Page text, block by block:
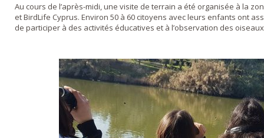
Au cours de l’après-midi, une visite de terrain a été organisée à la
et BirdLife Cyprus. Environ 50 à 60 citoyens avec leurs enfants ont
de participer à des activités éducatives et à l’observation des